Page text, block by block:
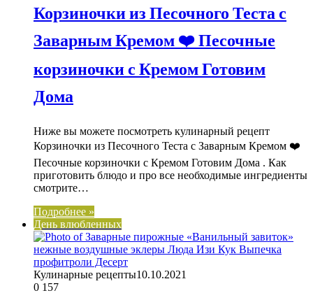
Корзиночки из Песочного Теста с
Заварным Кремом ❤️ Песочные
корзиночки с Кремом Готовим
Дома
Ниже вы можете посмотреть кулинарный рецепт
Корзиночки из Песочного Теста с Заварным Кремом ❤️
Песочные корзиночки с Кремом Готовим Дома . Как
приготовить блюдо и про все необходимые ингредиенты
смотрите…
Подробнее »
День влюбленных
Кулинарные рецепты10.10.2021
0 157